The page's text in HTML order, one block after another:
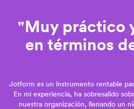
"Muy práctico
en términos
Jotform es un instrumento rentable
En mi experiencia, ha sobresalido
nuestra organización, llenando un